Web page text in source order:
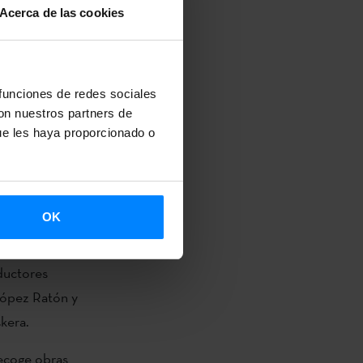
Acerca de las cookies
de redes sociales
nuestros partners de
les haya proporcionado o
OK
y
y el
Bernal.
Ratón y
obras